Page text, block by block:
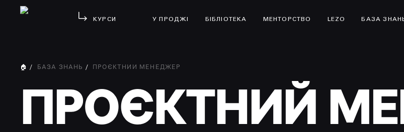
КУРСИ У ПРОДЖІ БІБЛІОТЕКА МЕНТОРСТВО LEZO БАЗА
🏠 / БАЗА ЗНАНЬ / ПРОЄКТНИЙ МЕНЕДЖЕР
ПРОЄКТНИЙ